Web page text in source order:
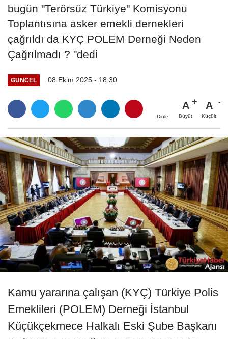
bugün "Terörsüz Türkiye" Komisyonu
Toplantısına asker emekli dernekleri
çağrıldı da KYÇ POLEM Derneği Neden
Çağrılmadı ? "dedi
GÜNCEL 08 Ekim 2025 - 18:30
Dinle
A
Büyüt
A
Küçült
Kamu yararına çalışan (KYÇ) Türkiye Polis
Emeklileri (POLEM) Derneği İstanbul
Küçükçekmece Halkalı Eski Şube Başkanı